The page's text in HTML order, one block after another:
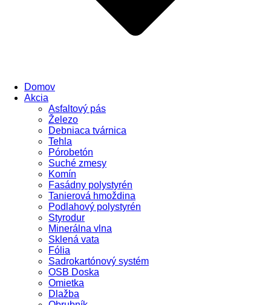
Domov
Akcia
Asfaltový pás
Železo
Debniaca tvárnica
Tehla
Pórobetón
Suché zmesy
Komín
Fasádny polystyrén
Tanierová hmoždina
Podlahový polystyrén
Styrodur
Minerálna vlna
Sklená vata
Fólia
Sadrokartónový systém
OSB Doska
Omietka
Dlažba